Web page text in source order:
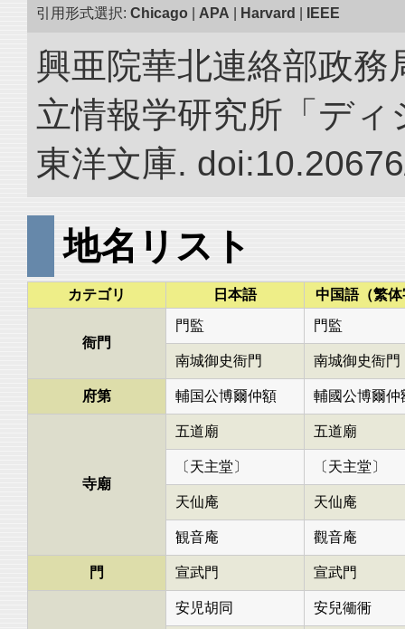
引用形式選択: Chicago APA Harvard IEEE
興亜院華北連絡部政務
立情報学研究所「デ
東洋文庫.
地名リスト
カテゴリ 日本語 中国語（繁
衙門
門監 門監
南城御史衙門 南城御史衙門
府第 輔国公博爾仲額 輔國公博爾仲
寺廟
五道廟 五道廟
〔天主堂〕 〔天主堂〕
天仙庵 天仙庵
観音庵 觀音庵
門 宣武門 宣武門
安児胡同 安兒衚衕